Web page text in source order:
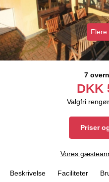
Flere
7
DKK
Valgfri
Priser
Vores
Beskrivelse Faciliteter